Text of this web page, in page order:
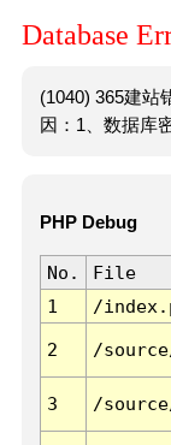
Database
(1040) 365建站
因：1、数据库
PHP Debug
No. File
1
/
2 /
3 /